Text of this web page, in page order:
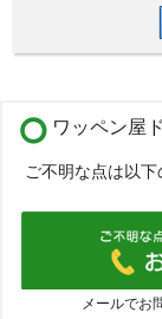
ワッペン屋
ご不明な点は以
メールでお